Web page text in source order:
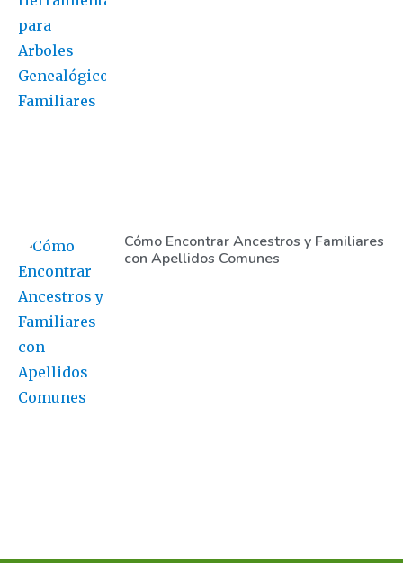
Cómo Encontrar Ancestros y Familiares
con Apellidos Comunes